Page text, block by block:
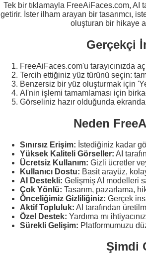
Tek bir tıklamayla FreeAiFaces.com, AI
getirir. İster ilham arayan bir tasarımcı,
oluşturan bir hikaye
Gerçekçi
FreeAiFaces.com'u tarayıcınızda
Tercih ettiğiniz yüz türünü seçin:
Benzersiz bir yüz oluşturmak için
AI'nin işlemi tamamlaması için
Görseliniz hazır olduğunda
Neden
Sınırsız Erişim: İstediğiniz kadar
Yüksek Kaliteli Görseller: AI
Ücretsiz Kullanım: Gizli ücretler
Kullanıcı Dostu: Basit arayüz,
AI Destekli: Gelişmiş AI modelleri
Çok Yönlü: Tasarım, pazarlama,
Önceliğimiz Gizliliğiniz: Gerçek
Aktif Topluluk: AI tarafından
Özel Destek: Yardıma mı
Sürekli Gelişim: Platformumuzu
Şimdi